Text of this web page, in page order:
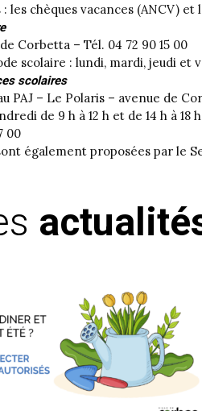
les chèques vacances (ANCV) et
Corbetta – Tél. 04 72 90 15 00
scolaire : lundi, mardi, jeudi et
scolaires
PAJ – Le Polaris – avenue de
de 9 h à 12 h et de 14 h à 18 h
00
également proposées par le